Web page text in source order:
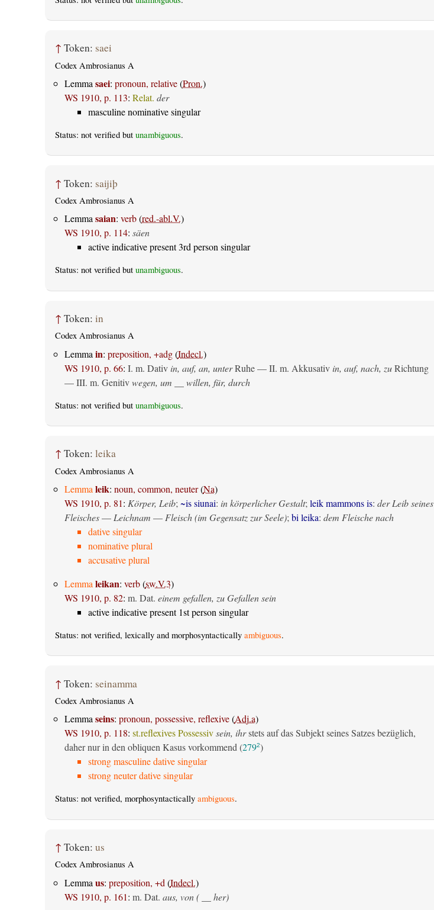
↑ Token: saei
Codex Ambrosianus A
Lemma saei: pronoun, relative(Pron.)
WS 1910, p. 113: Relat. der
masculine nominative singular
Status: not verified but unambiguous.
↑ Token: saijiþ
Codex Ambrosianus A
Lemmasaian: verb(red.-abl.V.)
WS 1910, p. 114: säen
active indicative present 3rd person singular
Status: not verified but unambiguous.
↑ Token: in
Codex Ambrosianus A
Lemma in: preposition, +adg(Indecl.)
WS 1910, p. 66: I. m. Dativ in, auf, an, unterRuhe — II. m. Akkusativ in, auf, nach, zuRichtung
— III. m. Genitiv wegen, um __ willen, für, durch
Status: not verified but unambiguous.
↑ Token: leika
Codex Ambrosianus A
Lemma leik: noun, common, neuter(Na)
WS 1910, p. 81: Körper, Leib; ~is siunai: in körperlicher Gestalt; leik mammons is: der Leib seines
Fleisches— Leichnam — Fleisch (im Gegensatz zur Seele); bi leika: dem Fleische nach
dative singular
nominative plural
accusative plural
Lemma leikan: verb(sw.V.3)
WS 1910, p. 82: m. Dat. einem gefallen, zu Gefallen sein
active indicative present 1st person singular
Status: not verified, lexically and morphosyntactically ambiguous.
↑ Token: seinamma
Codex Ambrosianus A
Lemmaseins: pronoun, possessive, reflexive(Adj.a)
WS 1910, p. 118: st.reflexives Possessiv sein, ihrstets auf das Subjekt seines Satzes bezüglich,
daher nur in den obliquen Kasus vorkommend (2792)
strong masculine dative singular
strong neuter dative singular
Status: not verified, morphosyntactically ambiguous.
↑ Token: us
Codex Ambrosianus A
Lemma us: preposition, +d (Indecl.)
WS 1910, p. 161: m. Dat. aus, von ( __ her)